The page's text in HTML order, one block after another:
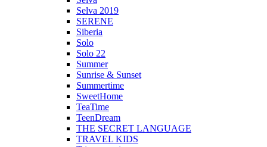
Selva 2019
SERENE
Siberia
Solo
Solo 22
Summer
Sunrise & Sunset
Summertime
SweetHome
TeaTime
TeenDream
THE SECRET LANGUAGE
TRAVEL KIDS